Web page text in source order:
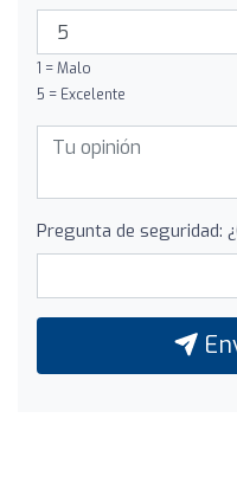
1 = Malo
5 = Excelente
Pregunta de seguridad: